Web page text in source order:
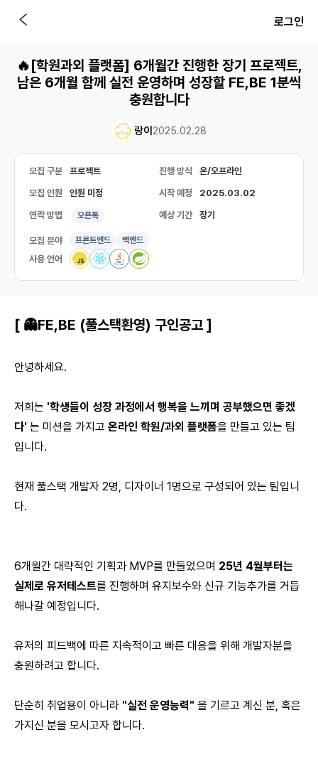
로그인
🔥[학원과외 플랫폼] 6개월간 진행한 장기 프로젝트,
남은 6개월 함께 실전 운영하며 성장할 FE,BE 1분씩
충원합니다
랑이 2025.02.28
모집 구분 프로젝트 진행 방식 온/오프라인
모집 인원 인원 미정 시작 예정 2025.03.02
연락 방법 오픈톡 예상 기간 장기
모집 분야 프론트엔드 백엔드
사용 언어
[ 👻FE,BE (풀스택환영) 구인공고 ]
안녕하세요.
저희는 '학생들이 성장 과정에서 행복을 느끼며 공부했으면 좋겠
다' 는 미션을 가지고 온라인 학원/과외 플랫폼을 만들고 있는 팀
입니다.
현재 풀스택 개발자 2명, 디자이너 1명으로 구성되어 있는 팀입니
다.
6개월간 대략적인 기획과 MVP를 만들었으며 25년 4월부터는
실제로 유저테스트를 진행하며 유지보수와 신규 기능추가를 거듭
해나갈 예정입니다.
유저의 피드백에 따른 지속적이고 빠른 대응을 위해 개발자분을
충원하려고 합니다.
단순히 취업용이 아니라 "실전 운영능력" 을 기르고 계신 분, 혹은
가지신 분을 모시고자 합니다.